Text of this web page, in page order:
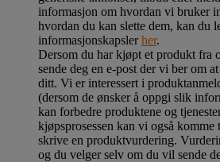
informasjon om hvordan vi bruker
hvordan du kan slette dem, kan du
informasjonskapslerher.
Dersom du har kjøpt et produkt fra
sende deg en e-post der vi ber om
ditt. Vi er interessert i
(dersom de ønsker å oppgi slik
kan forbedre produktene og
kjøpsprosessen kan vi også
skrive en produktvurdering.
og du velger selv om du vil sende